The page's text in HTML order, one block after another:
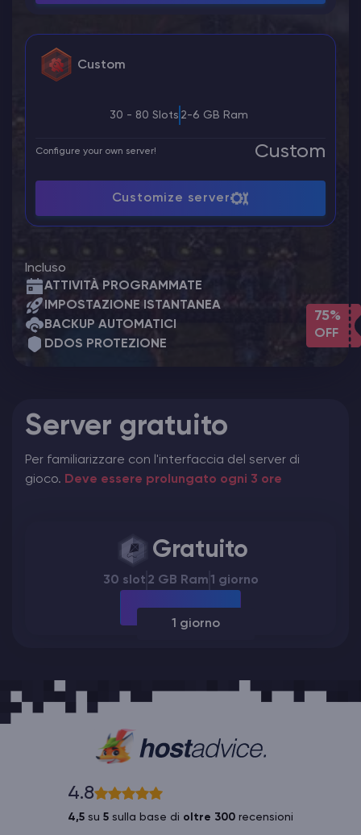
75%
OFF
Custom
30 - 80 Slots 2-6 GB Ram
Configure your own server! Custom
Customize server
Incluso
ATTIVITÀ PROGRAMMATE
IMPOSTAZIONE ISTANTANEA
BACKUP AUTOMATICI
DDOS PROTEZIONE
Server gratuito
Per familiarizzare con l'interfaccia del server di
gioco. Deve essere prolungato ogni 3 ore
Gratuito
30 slot 2 GB Ram1 giorno
1 giorno
4.8
4,5 su 5 sulla base di oltre 300 recensioni